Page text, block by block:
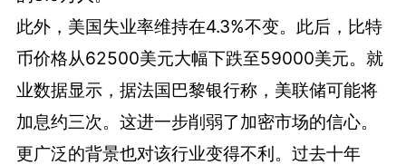
此外，美国失业率维持在4.3%不变。此后，比特
币价格从62500美元大幅下跌至59000美元。就
业数据显示，据法国巴黎银行称，美联储可能将
加息约三次。这进一步削弱了加密市场的信心。
更广泛的背景也对该行业变得不利。过去十年